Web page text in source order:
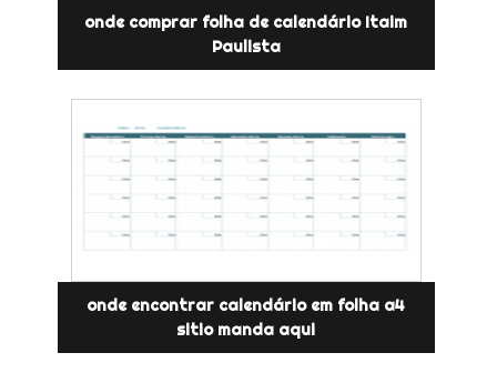
onde comprar folha de calendário Itaim
Paulista
onde encontrar calendário em folha a4
sitio manda aqui